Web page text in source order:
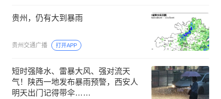
贵州，仍有大到暴雨
贵州交通广播 打开APP
短时强降水、雷暴大风、强对流天
气！陕西一地发布暴雨预警，西安人
明天出门记得带伞……